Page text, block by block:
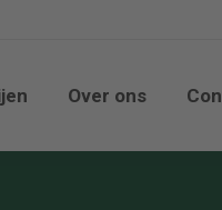
Over ons